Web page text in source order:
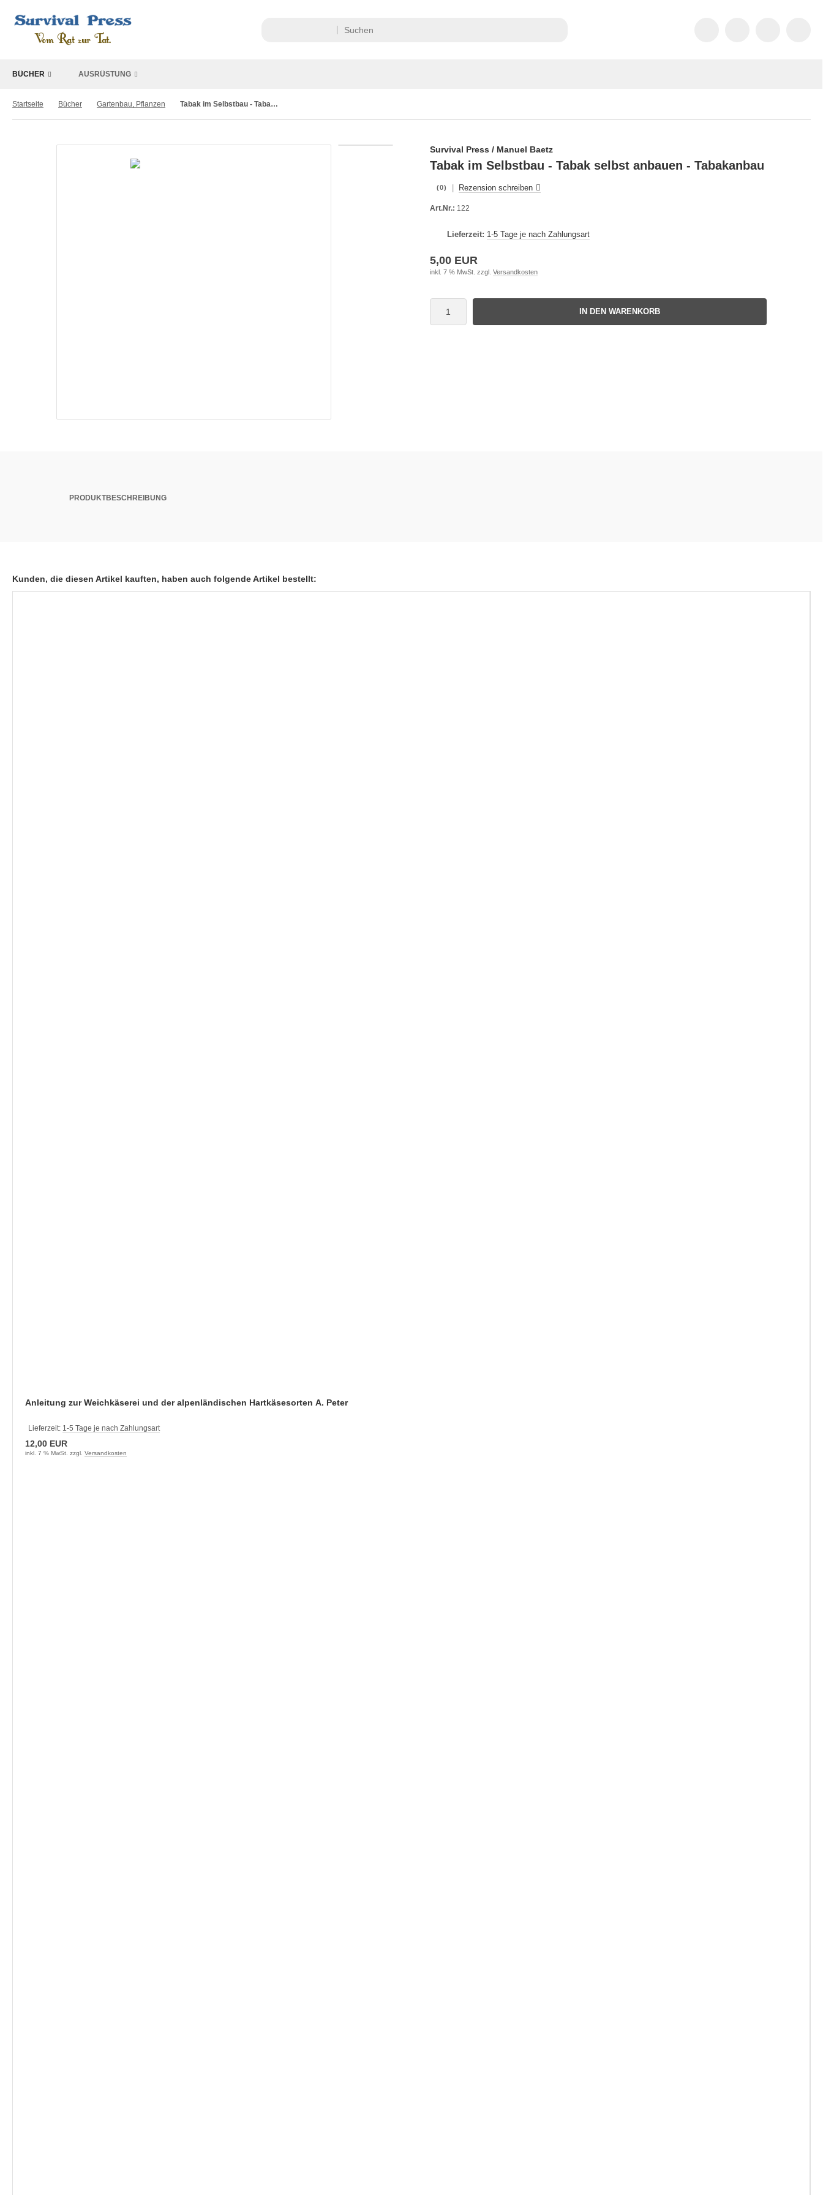
BÜCHER AUSRÜSTUNG
Startseite Bücher Gartenbau, Pflanzen Tabak im Selbstbau - Tabak selbst anbauen - Tabakanbau
Survival Press / Manuel Baetz
Tabak im Selbstbau - Tabak selbst anbauen - Tabakanbau
(0) Rezension schreiben
Art.Nr.: 122
Lieferzeit: 1-5 Tage je nach Zahlungsart
5,00 EUR
inkl. 7 % MwSt. zzgl. Versandkosten
IN DEN WARENKORB
PRODUKTBESCHREIBUNG
Kunden, die diesen Artikel kauften, haben auch folgende Artikel bestellt:
Anleitung zur Weichkäserei und der alpenländischen Hartkäsesorten A. Peter
Lieferzeit: 1-5 Tage je nach Zahlungsart
12,00 EUR
inkl. 7 % MwSt. zzgl. Versandkosten